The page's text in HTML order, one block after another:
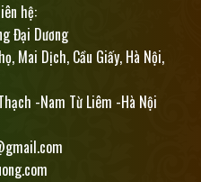
hệ:
Đại Dương
Mai Dịch, Cầu Giấy, Hà Nội,
-Nam Từ Liêm -Hà Nội